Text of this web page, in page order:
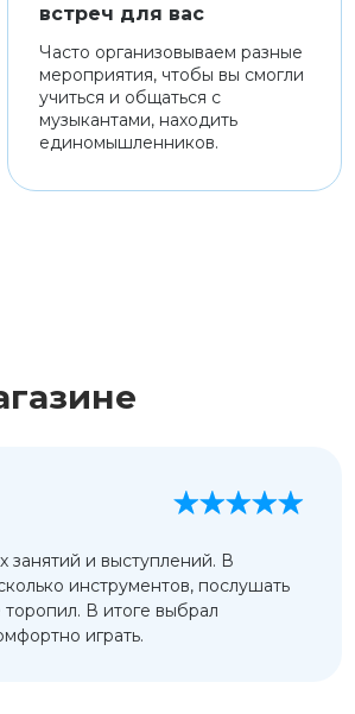
встреч для вас
Часто организовываем разные
мероприятия, чтобы вы смогли
учиться и общаться с
музыкантами, находить
единомышленников.
занятий и выступлений. В
инструментов, послушать
торопил. В итоге выбрал
играть.